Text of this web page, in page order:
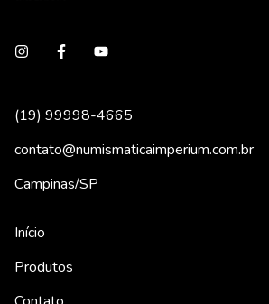
(19) 99998-4665
contato@numismaticaimperium.com.br
Campinas/SP
Início
Produtos